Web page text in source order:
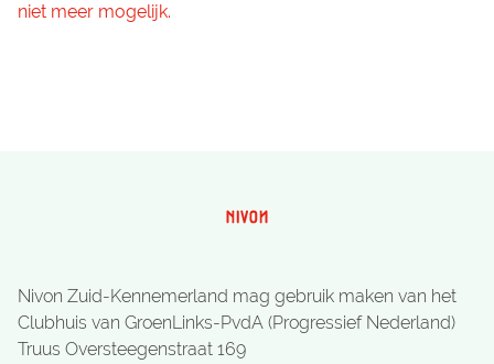
niet meer mogelijk.
Nivon Zuid-Kennemerland mag gebruik maken van het
Clubhuis van GroenLinks-PvdA (Progressief Nederland)
Truus Oversteegenstraat 169